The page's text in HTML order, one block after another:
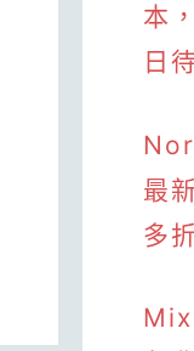
本
日
最
多